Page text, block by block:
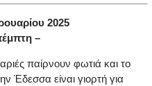
2025
–
παίρνουν φωτιά και το
Έδεσσα είναι γιορτή για